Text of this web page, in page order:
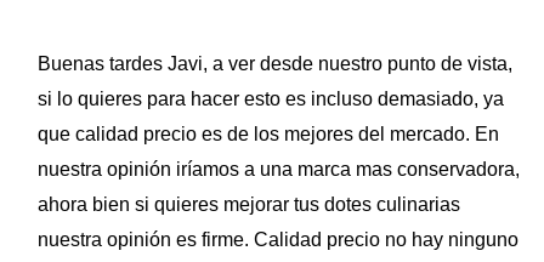
Buenas tardes Javi, a ver desde nuestro punto de vista,
si lo quieres para hacer esto es incluso demasiado, ya
que calidad precio es de los mejores del mercado. En
nuestra opinión iríamos a una marca mas conservadora,
ahora bien si quieres mejorar tus dotes culinarias
nuestra opinión es firme. Calidad precio no hay ninguno